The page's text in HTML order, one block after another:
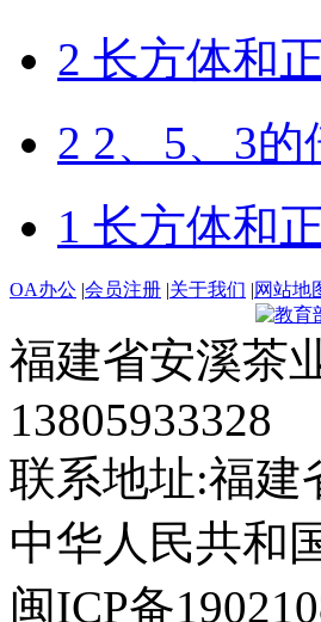
2 长方体和
2 2、5、3
1 长方体和
OA办公 |会员注册 |关于我们 |网站地
福建省安溪茶
13805933328
联系地址:福建
中华人民共和
闽ICP备